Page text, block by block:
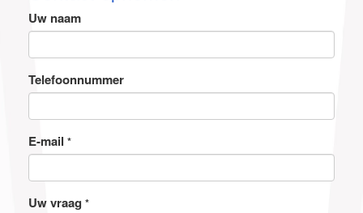
Uw naam
Telefoonnummer
E-mail *
Uw vraag *